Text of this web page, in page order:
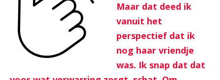
Maar dat deed ik
vanuit het
perspectief dat ik
nog haar vriendje
was. Ik snap dat dat